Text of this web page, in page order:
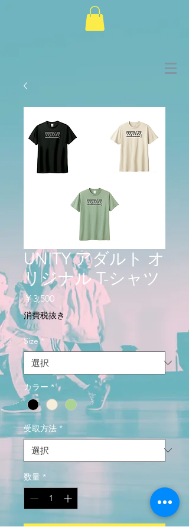
UNITY アダルト オ
リジナル T-シャツ
￥3,500価
格
消費税抜き
Size *
カラー *
受取方法 *
数量 *